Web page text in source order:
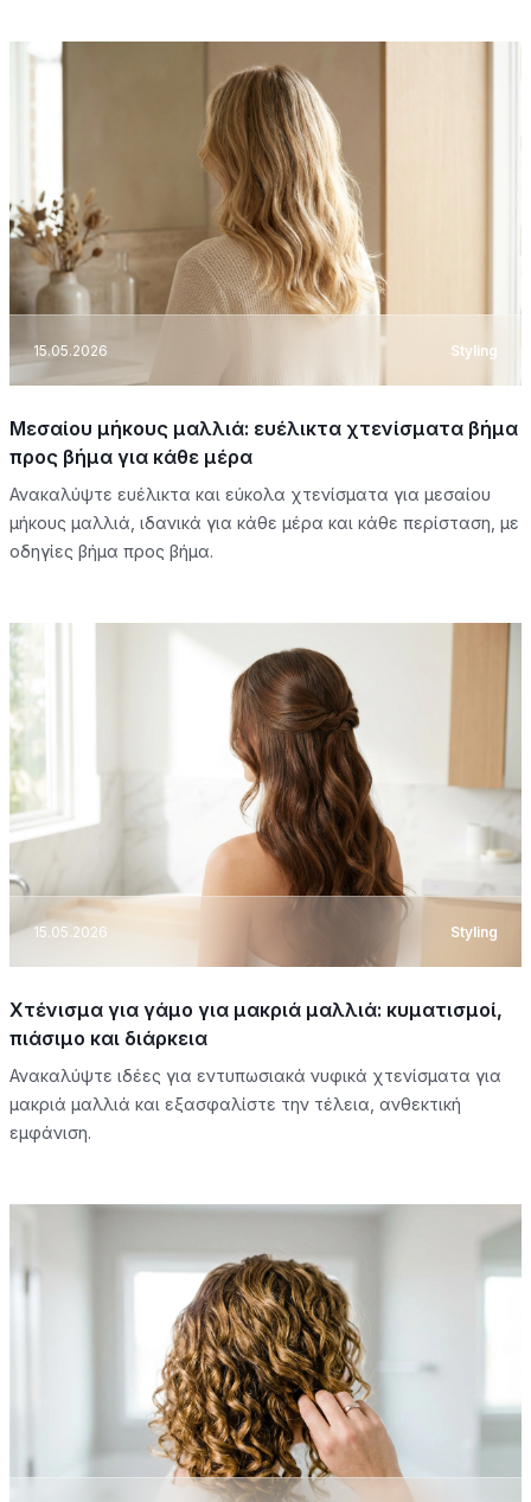
15.05.2026 Styling
Μεσαίου μήκους μαλλιά: ευέλικτα χτενίσματα βήμα
προς βήμα για κάθε μέρα
Ανακαλύψτε ευέλικτα και εύκολα χτενίσματα για μεσαίου
μήκους μαλλιά, ιδανικά για κάθε μέρα και κάθε περίσταση, με
οδηγίες βήμα προς βήμα.
15.05.2026 Styling
Χτένισμα για γάμο για μακριά μαλλιά: κυματισμοί,
πιάσιμο και διάρκεια
Ανακαλύψτε ιδέες για εντυπωσιακά νυφικά χτενίσματα για
μακριά μαλλιά και εξασφαλίστε την τέλεια, ανθεκτική
εμφάνιση.